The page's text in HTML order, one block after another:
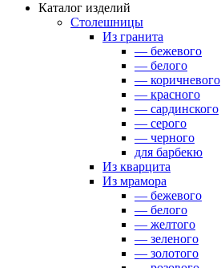
Каталог изделий
Столешницы
Из гранита
— бежевого
— белого
— коричневого
— красного
— сардинского
— серого
— черного
для барбекю
Из кварцита
Из мрамора
— бежевого
— белого
— желтого
— зеленого
— золотого